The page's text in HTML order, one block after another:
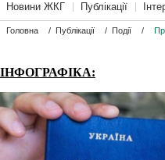
Новини ЖКГ Публікації
Головна / Публікації / Події /
ІНФОГРАФІКА: